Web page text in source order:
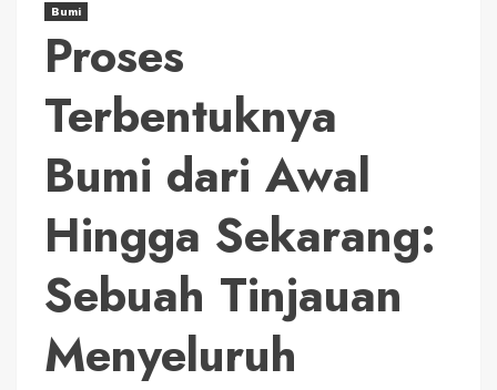
Bumi
Proses
Terbentuknya
Bumi dari Awal
Hingga Sekarang:
Sebuah Tinjauan
Menyeluruh